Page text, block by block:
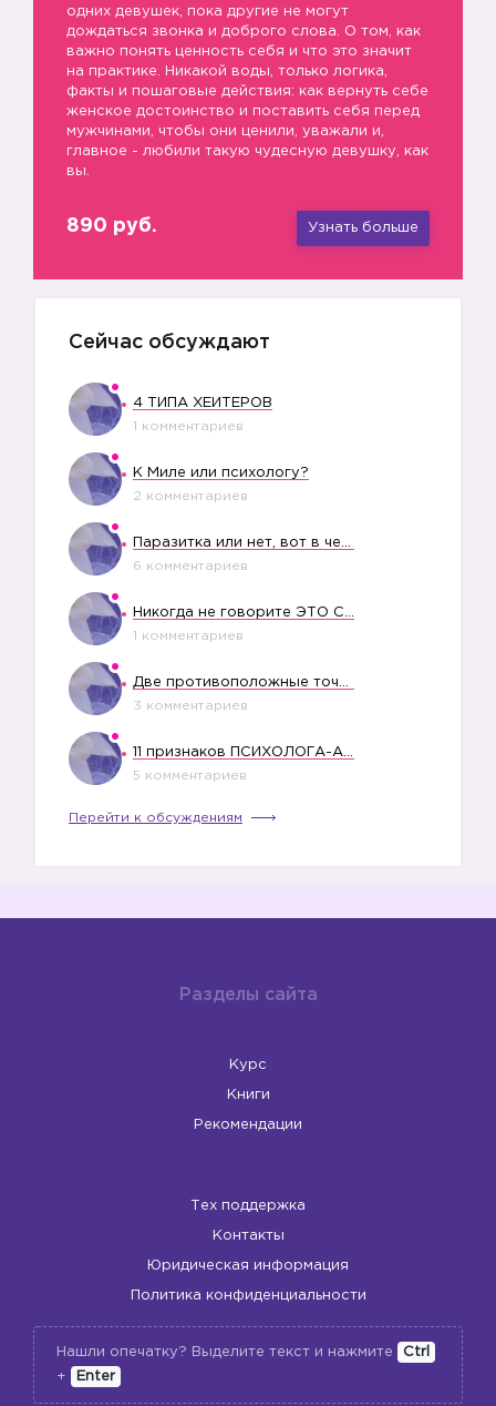
одних девушек, пока другие не могут
дождаться звонка и доброго слова. О том, как
важно понять ценность себя и что это значит
на практике. Никакой воды, только логика,
факты и пошаговые действия: как вернуть себе
женское достоинство и поставить себя перед
мужчинами, чтобы они ценили, уважали и,
главное - любили такую чудесную девушку, как
вы.
890 руб. Узнать больше
Сейчас обсуждают
4 ТИПА ХЕЙТЕРОВ
1 комментариев
К Миле или психологу?
2 комментариев
6 комментариев
1 комментариев
3 комментариев
5 комментариев
Перейти к обсуждениям
Разделы сайта
Курс
Книги
Рекомендации
Тех поддержка
Контакты
Юридическая информация
Политика конфиденциальности
Нашли опечатку? Выделите текст и нажмите
Ctrl
+
Enter